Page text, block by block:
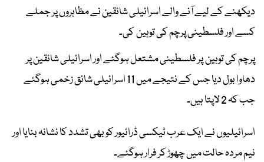
دیکھنے کے لیے آنے والے اسرائیلی شائقین نے مظاہروں پر جملے
کسے اور فلسطینی پرچم کی توہین کی۔
پرچم کی توہین پر فلسطینی مشتعل ہوگئے اور اسرائیلی شائقین پر
دھاوا بول دیا جس کے نتیجے میں 11 اسرائیلی شائق زخمی ہوگئے
جب کہ 2 لاپتا ہیں۔
اسرائیلیوں نے ایک عرب ٹیکسی ڈرائیور کو بھی تشدد کا نشانہ بنایا اور
نیم مردہ حالت میں چھوڑ کر فرار ہوگئے۔